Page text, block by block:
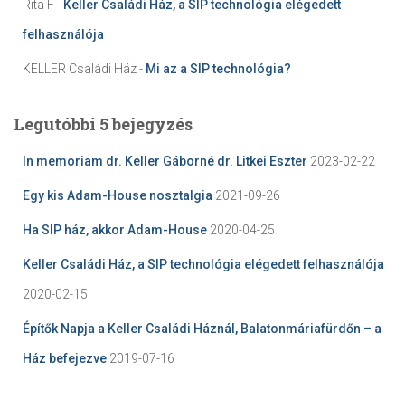
Rita F- Keller Családi Ház, a SIP technológia elégedett
felhasználója
KELLER Családi Ház- Mi az a SIP technológia?
Legutóbbi 5 bejegyzés
In memoriam dr. Keller Gáborné dr. Litkei Eszter 2023-02-22
Egy kis Adam-House nosztalgia 2021-09-26
Ha SIP ház, akkor Adam-House 2020-04-25
Keller Családi Ház, a SIP technológia elégedett felhasználója
2020-02-15
Építők Napja a Keller Családi Háznál, Balatonmáriafürdőn – a
Ház befejezve 2019-07-16